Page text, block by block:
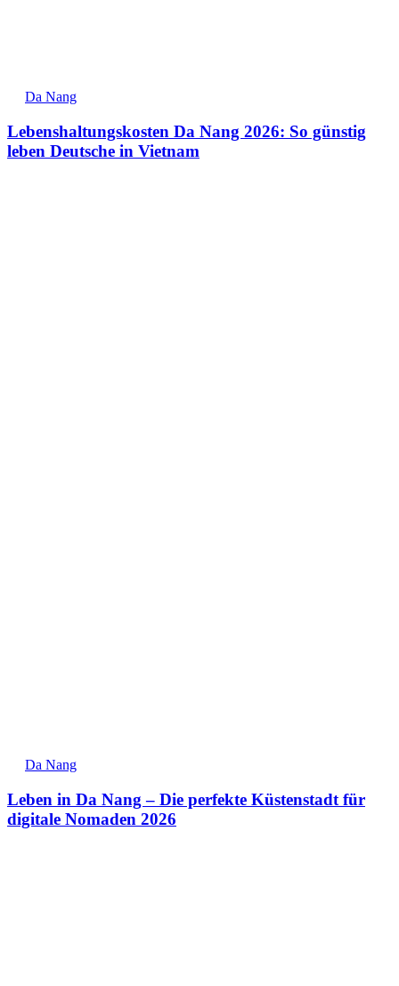
Da Nang
Lebenshaltungskosten Da Nang 2026: So günstig
leben Deutsche in Vietnam
Da Nang
Leben in Da Nang – Die perfekte Küstenstadt für
digitale Nomaden 2026